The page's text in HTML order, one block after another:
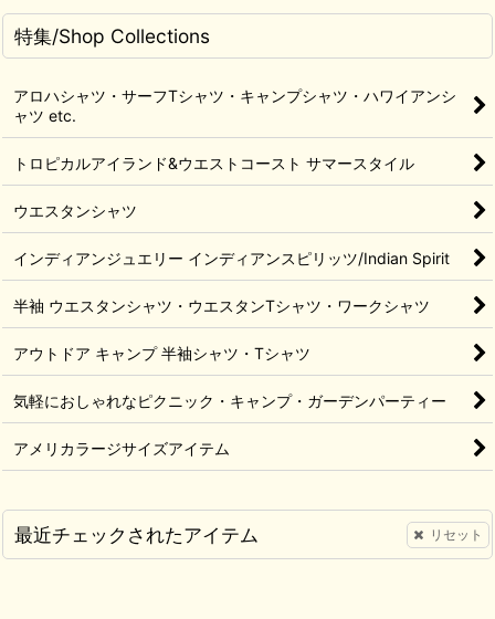
特集/Shop Collections
アロハシャツ・サーフTシャツ・キャンプシャツ・ハワイアンシ
ャツ etc.
トロピカルアイランド&ウエストコースト サマースタイル
ウエスタンシャツ
インディアンジュエリー インディアンスピリッツ/Indian Spirit
半袖 ウエスタンシャツ・ウエスタンTシャツ・ワークシャツ
アウトドア キャンプ 半袖シャツ・Tシャツ
気軽におしゃれなピクニック・キャンプ・ガーデンパーティー
アメリカラージサイズアイテム
最近チェックされたアイテム リセット